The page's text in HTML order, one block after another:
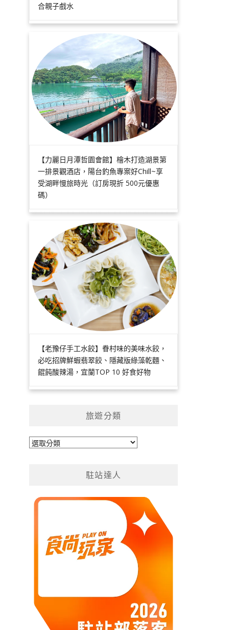
合親子戲水
【力麗日月潭哲園會館】檜木打造湖景第
一排景觀酒店，陽台釣魚專案好Chill~享
受湖畔慢旅時光（訂房現折 500元優惠
碼）
【老豫仔手工水餃】眷村味的美味水餃，
必吃招牌鮮蝦翡翠餃、隱藏版綠藻乾麵、
餛飩酸辣湯，宜蘭TOP 10 好食好物
旅遊分類
旅
駐站達人